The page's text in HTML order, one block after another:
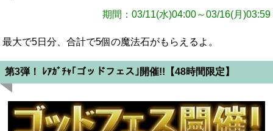
期間：03/11(水)04:00～03/16(月)03:59
最大で5日分、合計で5個の魔法石がもらえるよ。
第3弾！ ﾚｱｶﾞﾁｬ｢ゴッドフェス｣開催!!【48時間限定】